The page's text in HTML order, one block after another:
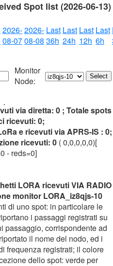
Spot list (2026-06-13)
2026-
08-07
2026-
08-08
Last
36h
Last
24h
Last
12h
Last
6h
Monitor
Node:
via diretta: 0 ; Totale spots
ricevuti: 0;
e ricevuti via APRS-IS : 0;
ricevuti: 0( 0,0,0,0,0)[
- reds=0]
LORA ricevuti VIA RADIO
monitor LORA_iz8qjs-10
di uno spot: in particolare le
i passaggi registrati su
passaggio, corrispondente ad
il nome del nodo, ed i
frequenza registrati; il colore
dello spot: verde per